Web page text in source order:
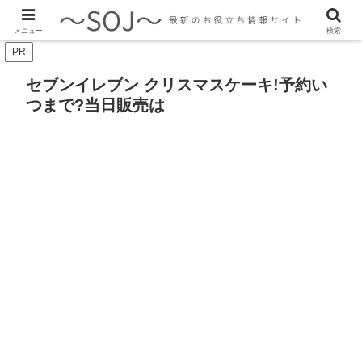
最新のトレンド情報、生活に役立つ情報をご紹介します
PR
セブンイレブン クリスマスケーキ!予約い
つまで?当日販売は
メニュー 検索